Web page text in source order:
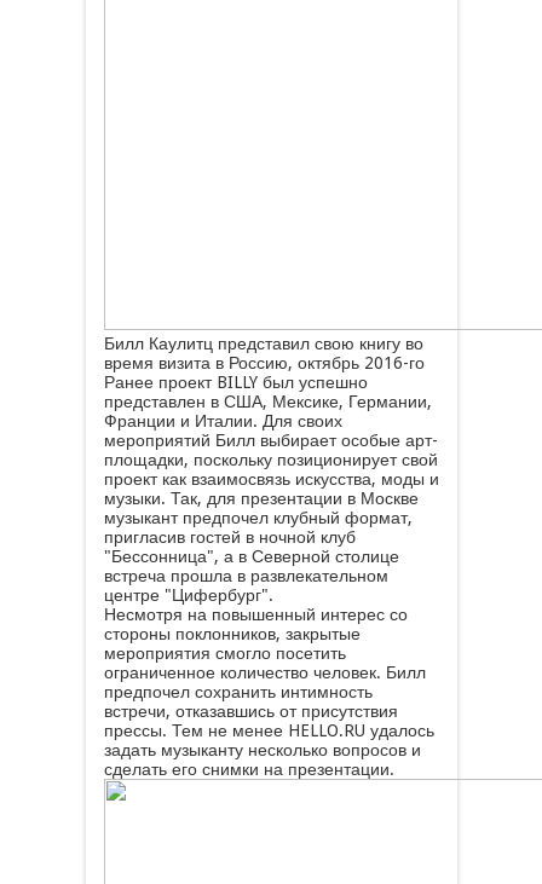
Билл Каулитц представил свою книгу во
время визита в Россию, октябрь 2016-го
Ранее проект BILLY был успешно
представлен в США, Мексике, Германии,
Франции и Италии. Для своих
мероприятий Билл выбирает особые арт-
площадки, поскольку позиционирует свой
проект как взаимосвязь искусства, моды и
музыки. Так, для презентации в Москве
музыкант предпочел клубный формат,
пригласив гостей в ночной клуб
"Бессонница", а в Северной столице
встреча прошла в развлекательном
центре "Цифербург".
Несмотря на повышенный интерес со
стороны поклонников, закрытые
мероприятия смогло посетить
ограниченное количество человек. Билл
предпочел сохранить интимность
встречи, отказавшись от присутствия
прессы. Тем не менее HELLO.RU удалось
задать музыканту несколько вопросов и
сделать его снимки на презентации.